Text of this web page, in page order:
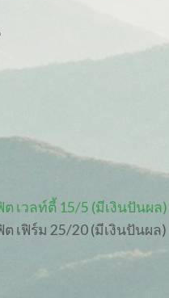
เวลท์ตี้ 15/5 (มีเงินปันผล)
เฟิร์ม 25/20 (มีเงินปันผล)